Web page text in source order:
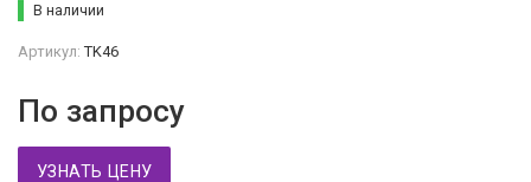
В наличии
Артикул: TK46
По запросу
УЗНАТЬ ЦЕНУ